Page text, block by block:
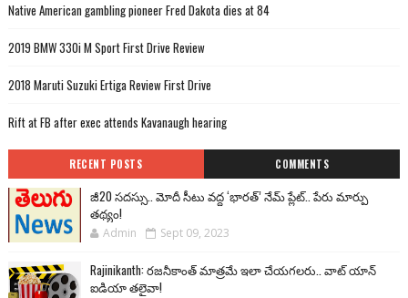
Native American gambling pioneer Fred Dakota dies at 84
2019 BMW 330i M Sport First Drive Review
2018 Maruti Suzuki Ertiga Review First Drive
Rift at FB after exec attends Kavanaugh hearing
RECENT POSTS COMMENTS
జీ20 సదస్సు.. మోదీ సీటు వద్ద ‘భారత్’ నేమ్ ప్లేట్‌.. పేరు మార్పు
తథ్యం!
Admin Sept 09, 2023
Rajinikanth: రజనీకాంత్ మాత్రమే ఇలా చేయగలరు.. వాట్ యాన్
ఐడియా తలైవా!